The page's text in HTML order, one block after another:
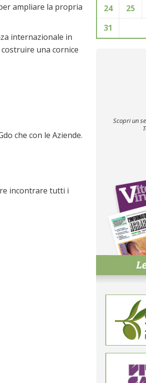
ampliare la propria
internazionale in
una cornice
che con le Aziende.
incontrare tutti i
24
25
31
Scopri un